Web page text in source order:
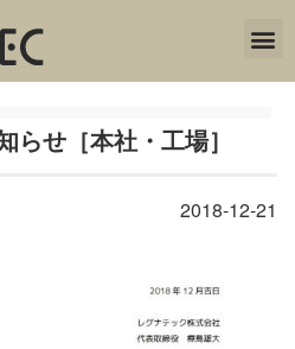
らせ［本社・工場］
2018-12-21